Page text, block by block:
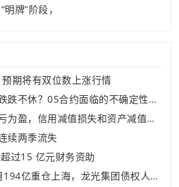
牌”阶段，
期将有双位数上涨行情
多方看好的玉米为何最近跌跌不休？05合约面临的不确定性在哪儿？
探路者预计三季度实现扭亏为盈，信用减值损失和资产减值损失较去年同期大幅减少
续两季流失
过15 亿元财务资助
债市早报：招商蛇口前7月194亿重仓上海，龙光集团债权人寻求开展实质性谈判